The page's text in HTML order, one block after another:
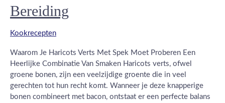
Bereiding
Kookrecepten
Waarom Je Haricots Verts Met Spek Moet Proberen Een
Heerlijke Combinatie Van Smaken Haricots verts, ofwel
groene bonen, zijn een veelzijdige groente die in veel
gerechten tot hun recht komt. Wanneer je deze knapperige
bonen combineert met bacon, ontstaat er een perfecte balans